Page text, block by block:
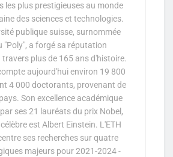
les plus prestigieuses au monde
des sciences et technologies.
publique suisse, surnommée
"Poly", a forgé sa réputation
travers plus de 165 ans d'histoire.
aujourd'hui environ 19 800
4 000 doctorants, provenant de
Son excellence académique
ses 21 lauréats du prix Nobel,
est Albert Einstein. L'ETH
ses recherches sur quatre
majeurs pour 2021-2024 -